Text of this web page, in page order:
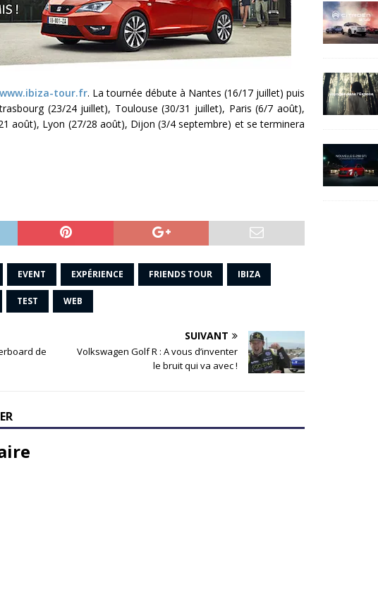
www.ibiza-tour.fr. La tournée débute à Nantes (16/17 juillet) puis
(23/24 juillet), Toulouse (30/31 juillet), Paris (6/7 août),
août), Lyon (27/28 août), Dijon (3/4 septembre) et se terminera
EVENT EXPÉRIENCE FRIENDS TOUR IBIZA
TEST WEB
de
SUIVANT
Volkswagen Golf R : A vous d’inventer
le bruit qui va avec !